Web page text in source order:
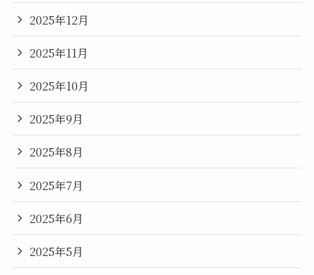
2025年12月
2025年11月
2025年10月
2025年9月
2025年8月
2025年7月
2025年6月
2025年5月